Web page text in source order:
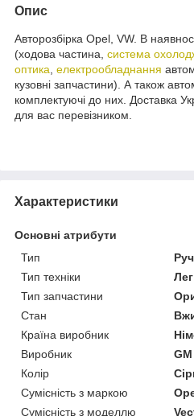
Опис
Авторозбірка Opel, VW. В
(ходова частина, система
оптика електрообладнання
кузовні запчастини). А також
комплектуючі до них. Доставка
для вас перевізником.
Характеристики
Основні атрибути
Тип
Тип техніки
Тип запчастини
Стан
Країна виробник
Виробник
GM
Колір
Сумісність з маркою
Сумісність з моделлю